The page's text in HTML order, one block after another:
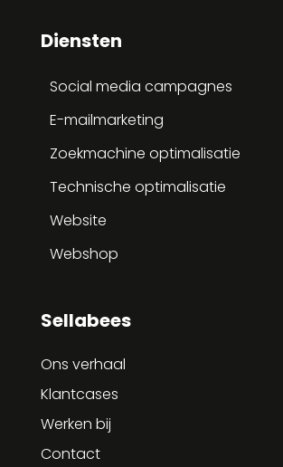
Diensten
Social media campagnes
E-mailmarketing
Zoekmachine optimalisatie
Technische optimalisatie
Website
Webshop
Sellabees
Ons verhaal
Klantcases
Werken bij
Contact